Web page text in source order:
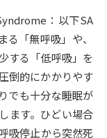
大学検索
：以下SA
「無呼吸」や、
する「低呼吸」を
倒的にかかりやす
でも十分な睡眠が
ます。ひどい場合
吸停止から突然死